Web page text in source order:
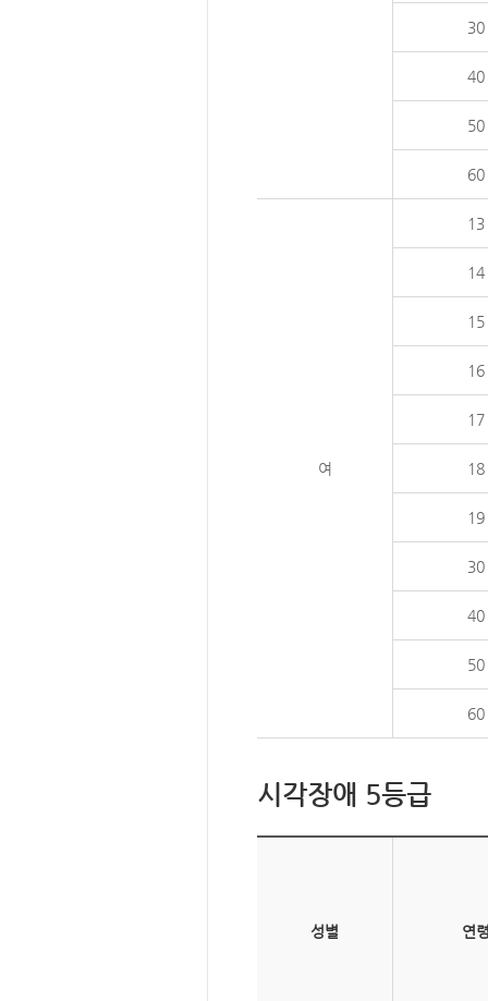
30
40
50
60
여
13
14
15
16
17
18
19
30
40
50
60
시각장애 5등급
성별 연